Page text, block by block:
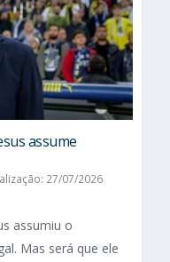
assume
27/07/2026
assumiu o
Mas será que ele